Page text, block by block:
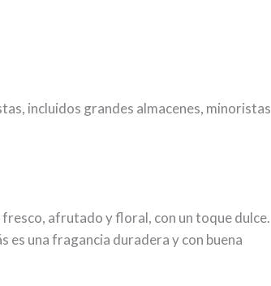
incluidos grandes almacenes, minoristas
fresco, afrutado y floral, con un toque dulce.
es una fragancia duradera y con buena